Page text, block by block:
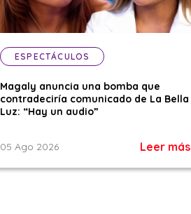
ESPECTÁCULOS
Magaly anuncia una bomba que
contradeciría comunicado de La Bella
Luz: “Hay un audio”
05 Ago 2026 Leer más